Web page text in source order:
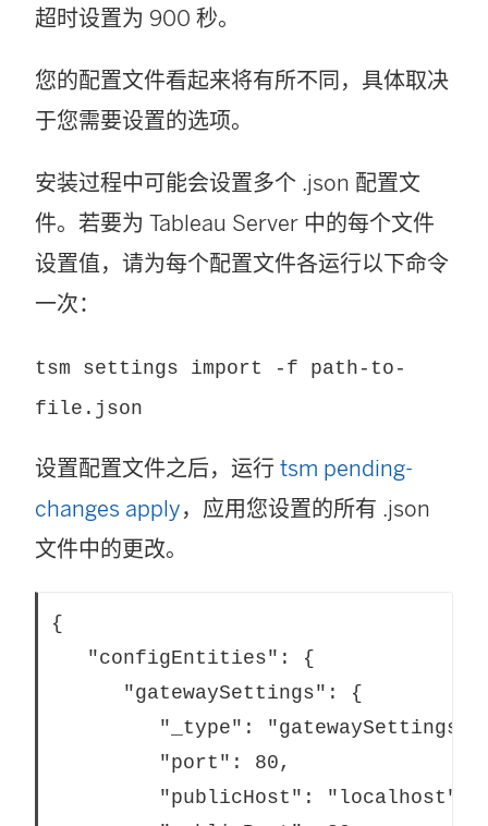
超时设置为 900 秒。
您的配置文件看起来将有所不同，具体取决
于您需要设置的选项。
安装过程中可能会设置多个 .json 配置文
件。若要为 Tableau Server 中的每个文件
设置值，请为每个配置文件各运行以下命令
一次：
tsm settings import -f path-to-
file.json
设置配置文件之后，运行 tsm pending-
changes apply，应用您设置的所有 .json
文件中的更改。
{
   "configEntities": {
      "gatewaySettings": {
"_type":
         "port": 80,
         "publicHost": "localhost",